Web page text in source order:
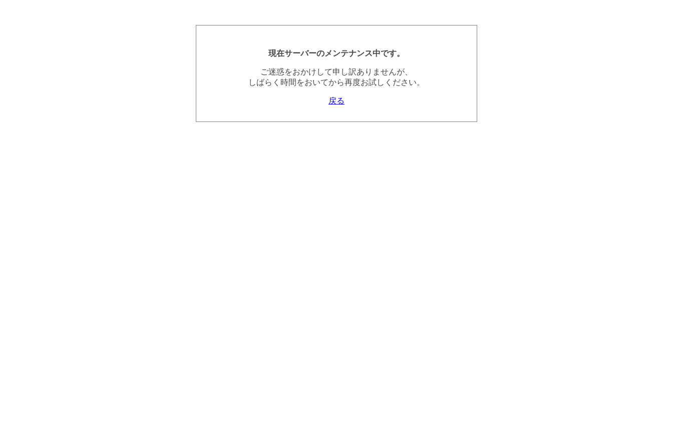
現在サーバーのメンテナンス中です。
ご迷惑をおかけして申し訳ありませんが、
しばらく時間をおいてから再度お試しください。
戻る